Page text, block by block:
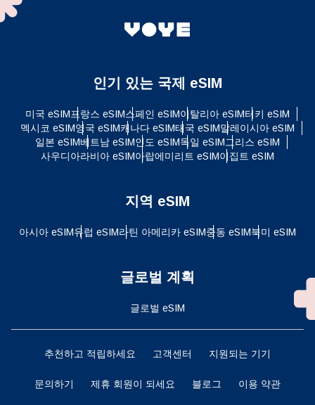
인기 있는 국제 eSIM
미국 eSIM프랑스 eSIM스페인 eSIM이탈리아 eSIM터키 eSIM
멕시코 eSIM영국 eSIM캐나다 eSIM태국 eSIM말레이시아 eSIM
일본 eSIM베트남 eSIM인도 eSIM독일 eSIM그리스 eSIM
사우디아라비아 eSIM아랍에미리트 eSIM이집트 eSIM
지역 eSIM
아시아 eSIM유럽 ​​eSIM라틴 아메리카 eSIM중동 eSIM북미 eSIM
글로벌 계획
글로벌 eSIM
추천하고 적립하세요 고객센터 지원되는 기기
문의하기 제휴 회원이 되세요 블로그 이용 약관